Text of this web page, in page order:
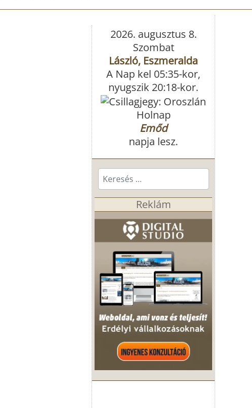
2026. augusztus 8.
Szombat
László, Eszmeralda
A Nap kel 05:35-kor,
nyugszik 20:18-kor.
Holnap
Emőd
napja lesz.
Keresés...
Reklám